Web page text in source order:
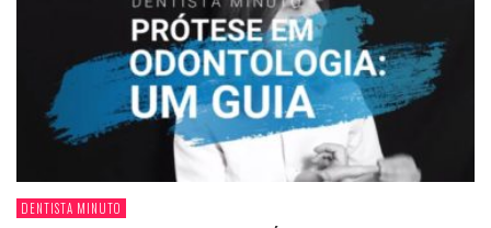
DENTISTA MINUTO